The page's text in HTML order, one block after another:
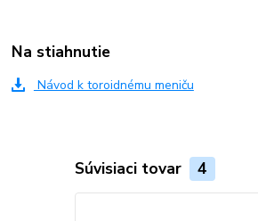
Na stiahnutie
Návod k toroidnému meniču
Súvisiaci tovar 4